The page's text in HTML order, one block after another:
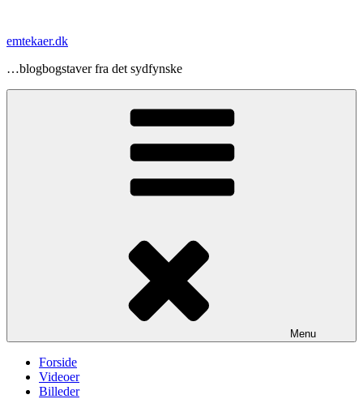
indhold
emtekaer.dk
…blogbogstaver fra det sydfynske
Menu
Forside
Videoer
Billeder